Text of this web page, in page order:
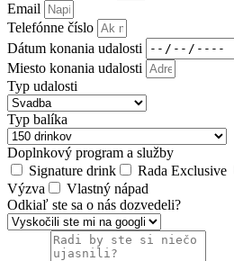
Email
Telefónne číslo
Dátum konania udalosti
Miesto konania udalosti
Typ udalosti
Typ balíka
Doplnkový program a služby
Signature drink
Rada Exclusive
Výzva
Vlastný nápad
Odkiaľ ste sa o nás dozvedeli?